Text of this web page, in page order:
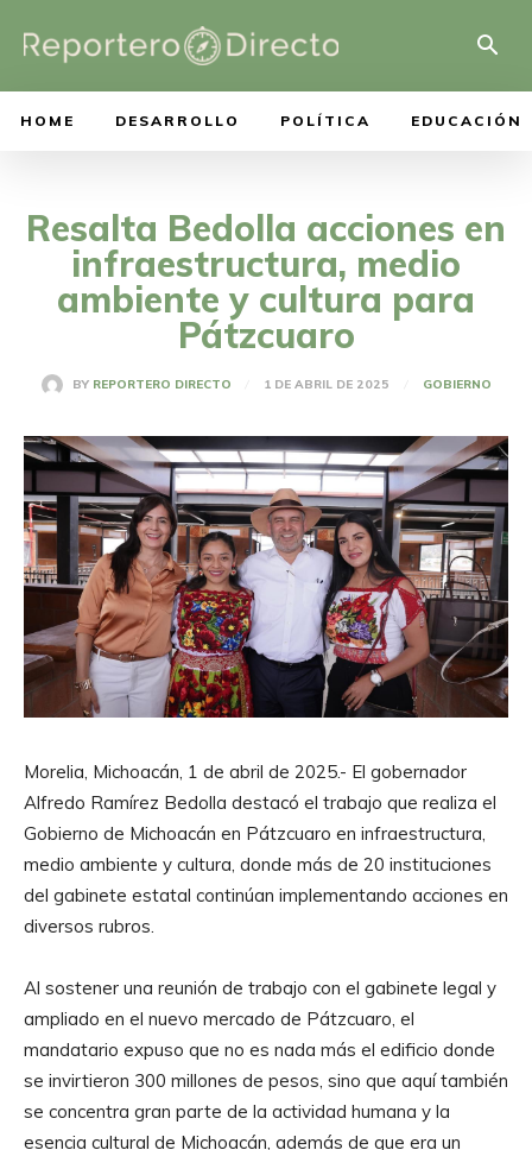
HOME DESARROLLO POLÍTICA EDUCACIÓN
Resalta Bedolla acciones en
infraestructura, medio
ambiente y cultura para
Pátzcuaro
BY REPORTERO DIRECTO 1 DE ABRIL DE 2025 GOBIERNO
Morelia, Michoacán, 1 de abril de 2025.- El gobernador
Alfredo Ramírez Bedolla destacó el trabajo que realiza el
Gobierno de Michoacán en Pátzcuaro en infraestructura,
medio ambiente y cultura, donde más de 20 instituciones
del gabinete estatal continúan implementando acciones en
diversos rubros.
Al sostener una reunión de trabajo con el gabinete legal y
ampliado en el nuevo mercado de Pátzcuaro, el
mandatario expuso que no es nada más el edificio donde
se invirtieron 300 millones de pesos, sino que aquí también
se concentra gran parte de la actividad humana y la
esencia cultural de Michoacán, además de que era un